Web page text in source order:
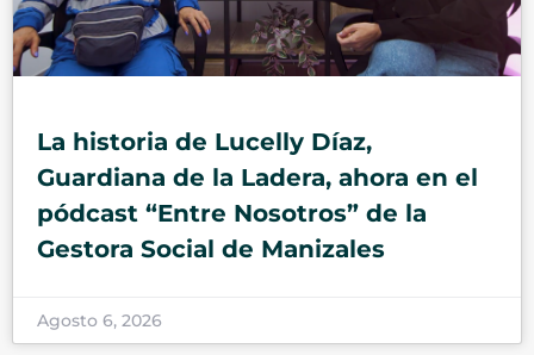
La historia de Lucelly Díaz,
Guardiana de la Ladera, ahora en el
pódcast “Entre Nosotros” de la
Gestora Social de Manizales
Agosto 6, 2026